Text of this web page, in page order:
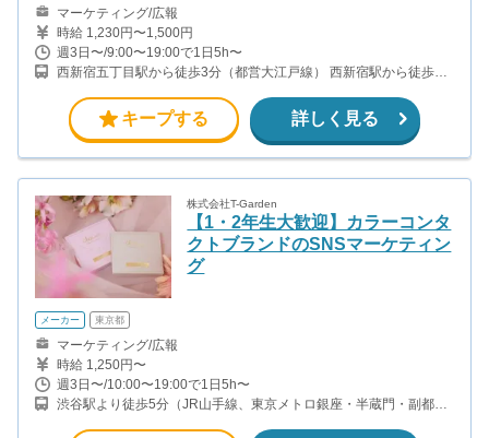
マーケティング/広報
時給 1,230円〜1,500円
週3日〜/9:00〜19:00で1日5h〜
西新宿五丁目駅から徒歩3分（都営大江戸線） 西新宿駅から徒歩8
キープする 詳しく見る
株式会社T-Garden
【1・2年生大歓迎】カラーコンタ
クトブランドのSNSマーケティン
グ
メーカー 東京都
マーケティング/広報
時給 1,250円〜
週3日〜/10:00〜19:00で1日5h〜
渋谷駅より徒歩5分（JR山手線、東京メトロ銀座・半蔵門・副都心